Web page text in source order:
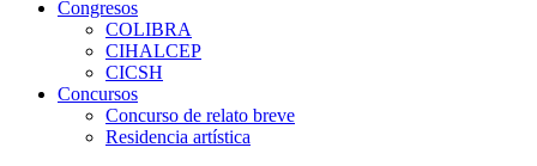
Congresos
COLIBRA
CIHALCEP
CICSH
Concursos
Concurso de relato breve
Residencia artística